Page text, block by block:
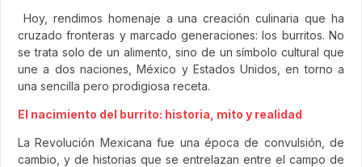
Hoy, rendimos homenaje a una creación culinaria que ha
cruzado fronteras y marcado generaciones: los burritos. No
se trata solo de un alimento, sino de un símbolo cultural que
une a dos naciones, México y Estados Unidos, en torno a
una sencilla pero prodigiosa receta.
El nacimiento del burrito: historia, mito y realidad
La Revolución Mexicana fue una época de convulsión, de
cambio, y de historias que se entrelazan entre el campo de